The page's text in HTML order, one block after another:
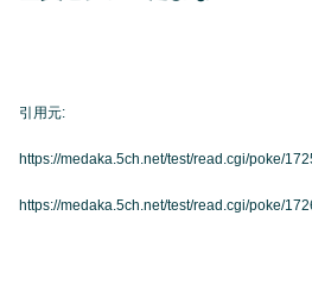
引用元:
https://medaka.5ch.net/test/read.cgi/poke/
https://medaka.5ch.net/test/read.cgi/poke/